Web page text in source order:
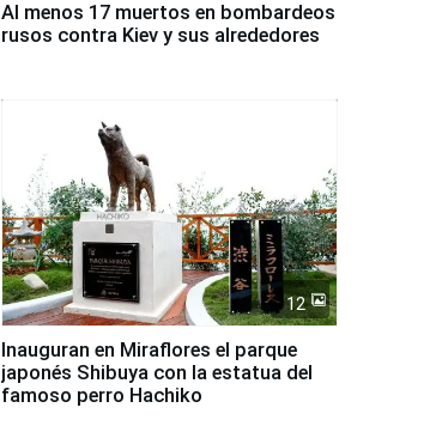
Al menos 17 muertos en bombardeos
rusos contra Kiev y sus alrededores
12
Inauguran en Miraflores el parque
japonés Shibuya con la estatua del
famoso perro Hachiko